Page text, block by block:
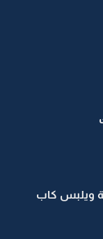
ويلبس كاب